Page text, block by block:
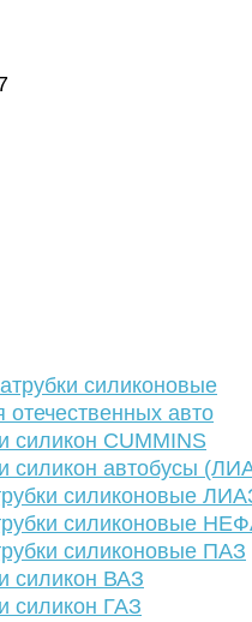
силиконовые
отечественных авто
силикон CUMMINS
силикон автобусы
силиконовые
силиконовые
силиконовые ПАЗ
силикон ВАЗ
силикон ГАЗ